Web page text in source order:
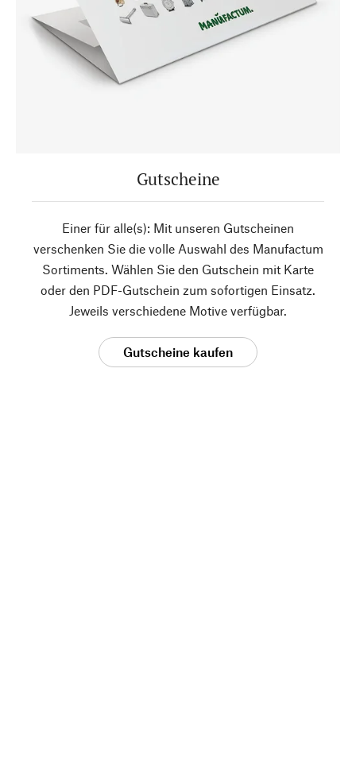
Gutscheine
Einer für alle(s): Mit unseren Gutscheinen
verschenken Sie die volle Auswahl des Manufactum
Sortiments. Wählen Sie den Gutschein mit Karte
oder den PDF-Gutschein zum sofortigen Einsatz.
Jeweils verschiedene Motive verfügbar.
Gutscheine kaufen